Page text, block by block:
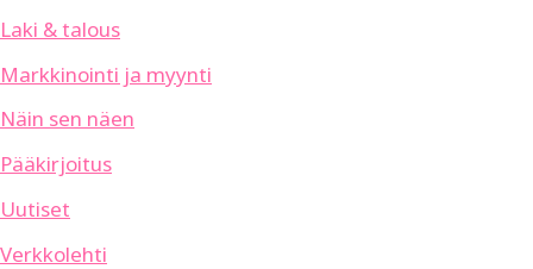
Laki & talous
Markkinointi ja myynti
Näin sen näen
Pääkirjoitus
Uutiset
Verkkolehti